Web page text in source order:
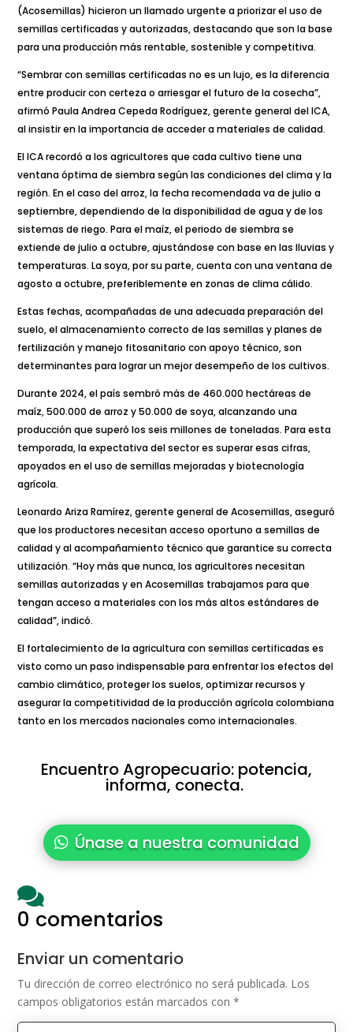
(Acosemillas) hicieron un llamado urgente a priorizar el uso de
semillas certificadas y autorizadas, destacando que son la base
para una producción más rentable, sostenible y competitiva.
“Sembrar con semillas certificadas no es un lujo, es la diferencia
entre producir con certeza o arriesgar el futuro de la cosecha”,
afirmó Paula Andrea Cepeda Rodríguez, gerente general del ICA,
al insistir en la importancia de acceder a materiales de calidad.
El ICA recordó a los agricultores que cada cultivo tiene una
ventana óptima de siembra según las condiciones del clima y la
región. En el caso del arroz, la fecha recomendada va de julio a
septiembre, dependiendo de la disponibilidad de agua y de los
sistemas de riego. Para el maíz, el periodo de siembra se
extiende de julio a octubre, ajustándose con base en las lluvias y
temperaturas. La soya, por su parte, cuenta con una ventana de
agosto a octubre, preferiblemente en zonas de clima cálido.
Estas fechas, acompañadas de una adecuada preparación del
suelo, el almacenamiento correcto de las semillas y planes de
fertilización y manejo fitosanitario con apoyo técnico, son
determinantes para lograr un mejor desempeño de los cultivos.
Durante 2024, el país sembró más de 460.000 hectáreas de
maíz, 500.000 de arroz y 50.000 de soya, alcanzando una
producción que superó los seis millones de toneladas. Para esta
temporada, la expectativa del sector es superar esas cifras,
apoyados en el uso de semillas mejoradas y biotecnología
agrícola.
Leonardo Ariza Ramírez, gerente general de Acosemillas, aseguró
que los productores necesitan acceso oportuno a semillas de
calidad y al acompañamiento técnico que garantice su correcta
utilización. “Hoy más que nunca, los agricultores necesitan
semillas autorizadas y en Acosemillas trabajamos para que
tengan acceso a materiales con los más altos estándares de
calidad”, indicó.
El fortalecimiento de la agricultura con semillas certificadas es
visto como un paso indispensable para enfrentar los efectos del
cambio climático, proteger los suelos, optimizar recursos y
asegurar la competitividad de la producción agrícola colombiana
tanto en los mercados nacionales como internacionales.
Encuentro Agropecuario: potencia,
informa, conecta.
Únase a nuestra comunidad

0 comentarios
Enviar un comentario
Tu dirección de correo electrónico no será publicada. Los
campos obligatorios están marcados con*